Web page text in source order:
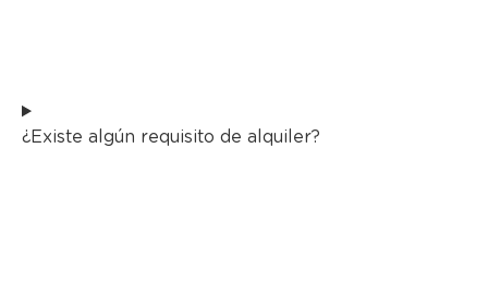
¿Existe algún requisito de alquiler?